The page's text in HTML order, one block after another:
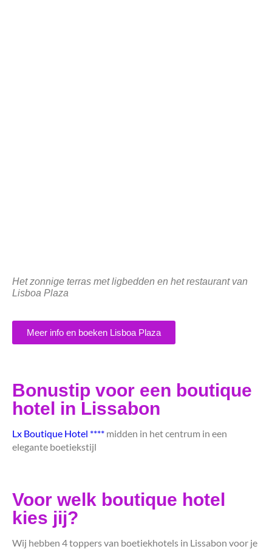
Het zonnige terras met ligbedden en het restaurant van
Lisboa Plaza
Meer info en boeken Lisboa Plaza
Bonustip voor een boutique
hotel in Lissabon
Lx Boutique Hotel **** midden in het centrum in een
elegante boetiekstijl
Voor welk boutique hotel
kies jij?
Wij hebben 4 toppers van boetiekhotels in Lissabon voor je